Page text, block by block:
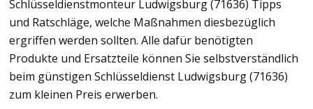
Schlüsseldienstmonteur Ludwigsburg (71636) Tipps
und Ratschläge, welche Maßnahmen diesbezüglich
ergriffen werden sollten. Alle dafür benötigten
Produkte und Ersatzteile können Sie selbstverständlich
beim günstigen Schlüsseldienst Ludwigsburg (71636)
zum kleinen Preis erwerben.